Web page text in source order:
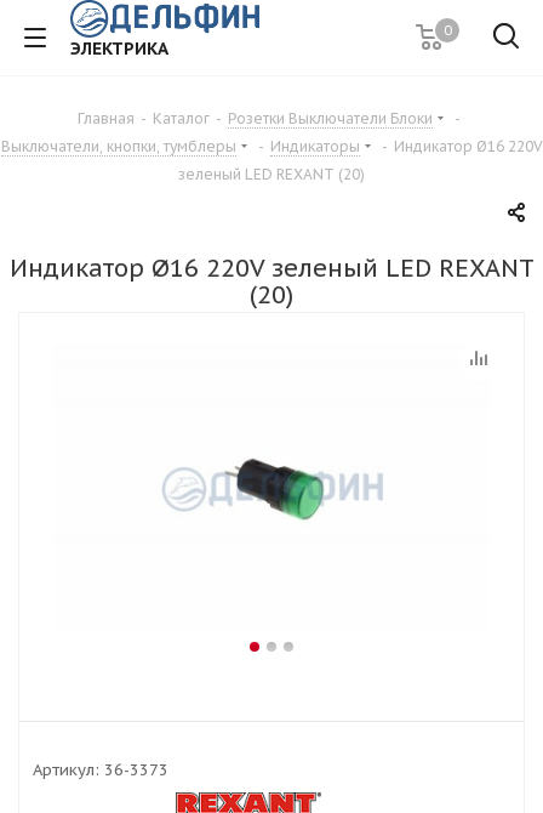
ЭЛЕКТРИКА
0
Главная - Каталог - Розетки Выключатели Блоки
-
Выключатели, кнопки, тумблеры
- Индикаторы - Индикатор Ø16 220V
зеленый LED REXANT (20)
Индикатор Ø16 220V зеленый LED REXANT
(20)
Артикул: 36-3373